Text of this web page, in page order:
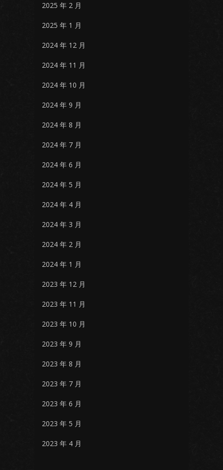
2025 年 2 月
2025 年 1 月
2024 年 12 月
2024 年 11 月
2024 年 10 月
2024 年 9 月
2024 年 8 月
2024 年 7 月
2024 年 6 月
2024 年 5 月
2024 年 4 月
2024 年 3 月
2024 年 2 月
2024 年 1 月
2023 年 12 月
2023 年 11 月
2023 年 10 月
2023 年 9 月
2023 年 8 月
2023 年 7 月
2023 年 6 月
2023 年 5 月
2023 年 4 月